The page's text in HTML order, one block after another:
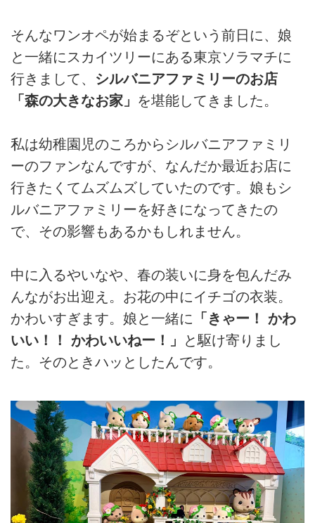
そんなワンオペが始まるぞという前日に、娘
と一緒にスカイツリーにある東京ソラマチに
行きまして、 シルバニアファミリーのお店
「森の大きなお家」 を堪能してきました。
私は幼稚園児のころからシルバニアファミリ
ーのファンなんですが、なんだか最近お店に
行きたくてムズムズしていたのです。娘もシ
ルバニアファミリーを好きになってきたの
で、その影響もあるかもしれません。
中に入るやいなや、春の装いに身を包んだみ
んながお出迎え。お花の中にイチゴの衣装。
かわいすぎます。娘と一緒に 「きゃー！ かわ
いい！！ かわいいねー！」
と駆け寄りまし
た。そのときハッとしたんです。